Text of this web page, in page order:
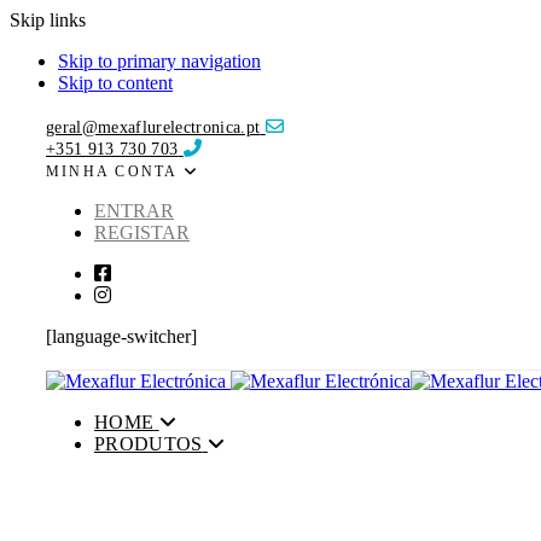
Skip links
Skip to primary navigation
Skip to content
geral@mexaflurelectronica.pt
+351 913 730 703
MINHA CONTA
ENTRAR
REGISTAR
[language-switcher]
HOME
PRODUTOS